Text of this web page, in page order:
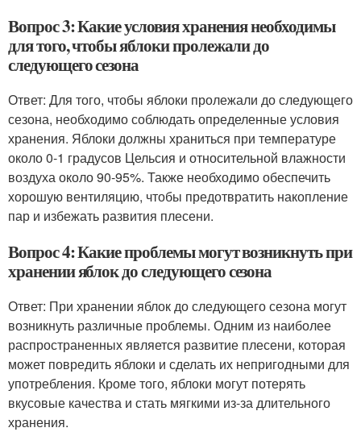
Вопрос 3: Какие условия хранения необходимы
для того, чтобы яблоки пролежали до
следующего сезона
Ответ: Для того, чтобы яблоки пролежали до следующего
сезона, необходимо соблюдать определенные условия
хранения. Яблоки должны храниться при температуре
около 0-1 градусов Цельсия и относительной влажности
воздуха около 90-95%. Также необходимо обеспечить
хорошую вентиляцию, чтобы предотвратить накопление
пар и избежать развития плесени.
Вопрос 4: Какие проблемы могут возникнуть при
хранении яблок до следующего сезона
Ответ: При хранении яблок до следующего сезона могут
возникнуть различные проблемы. Одним из наиболее
распространенных является развитие плесени, которая
может повредить яблоки и сделать их непригодными для
употребления. Кроме того, яблоки могут потерять
вкусовые качества и стать мягкими из-за длительного
хранения.